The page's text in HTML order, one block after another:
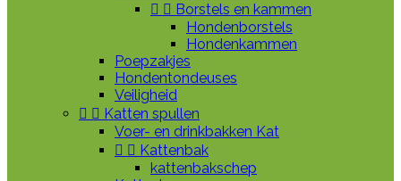
  Borstels en kammen
Hondenborstels
Hondenkammen
Poepzakjes
Hondentondeuses
Veiligheid
  Katten spullen
Voer- en drinkbakken Kat
  Kattenbak
kattenbakschep